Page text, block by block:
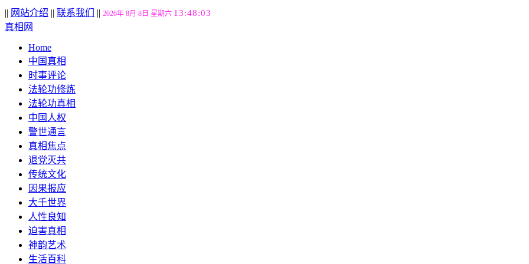
|| 网站介绍 || 联系我们 || 2026年 8月 8日 星期六 13:48:04
真相网
Home
中国真相
时事评论
法轮功修炼
法轮功真相
中国人权
警世通言
真相焦点
退党灭共
传统文化
因果报应
大千世界
人性良知
迫害真相
神韵艺术
生活百科